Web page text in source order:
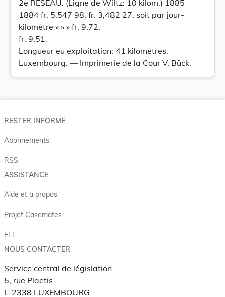
2e RÉSEAU. (Ligne de Wiltz: 10 kilom.) 1885
1884 fr. 5,547 98, fr. 3,482 27, soit par jour-
kilomètre » » » fr. 9,72.
fr. 9,51.
Longueur eu exploitation: 41 kilomètres.
Luxembourg. — Imprimerie de la Cour V. Bück.
RESTER INFORMÉ
Abonnements
RSS
ASSISTANCE
Aide et à propos
Projet Casemates
ELI
NOUS CONTACTER
Service central de législation
5, rue Plaetis
L-2338 LUXEMBOURG